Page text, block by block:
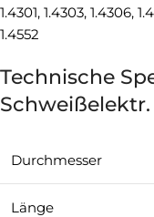
1.4301, 1.4303, 1.4306,
1.4552
Technische
Schweißelektr.
Durchmesser
Länge